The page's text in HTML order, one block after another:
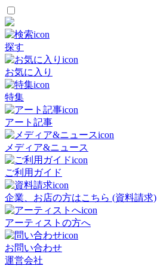
探す
お気に入り
特集
アート記事
メディア&ニュース
ご利用ガイド
企業、お店の方はこちら (資料請求)
アーティストの方へ
お問い合わせ
運営会社